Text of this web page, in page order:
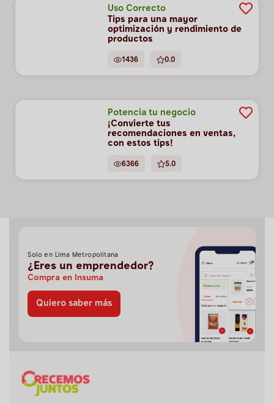
Uso Correcto
Tips para una mayor
optimización y rendimiento de
productos
1436 0.0
Potencia tu negocio
¡Convierte tus
recomendaciones en ventas,
con estos tips!
6366 5.0
Solo en Lima Metropolitana
¿Eres un emprendedor?
Compra en Insuma
Quiero saber más